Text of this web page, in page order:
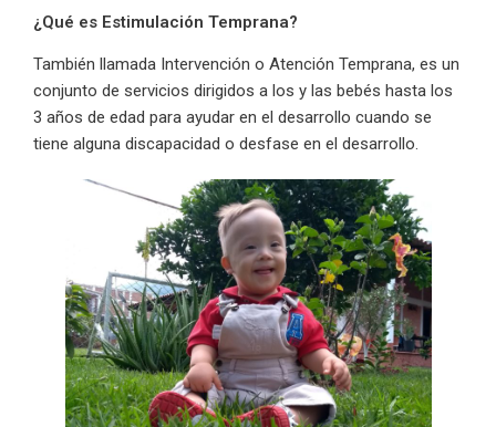
¿Qué es Estimulación Temprana?
También llamada Intervención o Atención Temprana, es un
conjunto de servicios dirigidos a los y las bebés hasta los
3 años de edad para ayudar en el desarrollo cuando se
tiene alguna discapacidad o desfase en el desarrollo.